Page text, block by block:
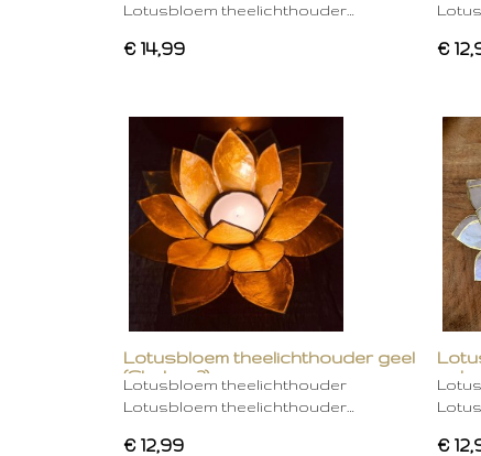
Lotusbloem theelichthouder…
€ 14,99 €
Lotusbloem theelichthouder geel
(Chakra 3)
Lotusbloem theelichthouder
Lotusbloem theelichthouder…
€ 12,99 €